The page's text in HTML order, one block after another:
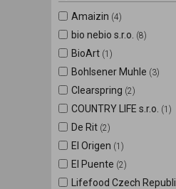
Amaizin (4)
bio nebio s.r.o. (8)
BioArt (1)
Bohlsener Muhle (3)
Clearspring (2)
COUNTRY LIFE s.r.o. (1)
De Rit (2)
El Origen (1)
El Puente (2)
Lifefood Czech